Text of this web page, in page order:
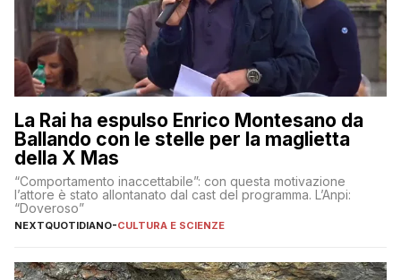
La Rai ha espulso Enrico Montesano da
Ballando con le stelle per la maglietta
della X Mas
“Comportamento inaccettabile”: con questa motivazione
l’attore è stato allontanato dal cast del programma. L’Anpi:
“Doveroso”
NEXTQUOTIDIANO-CULTURA E SCIENZE